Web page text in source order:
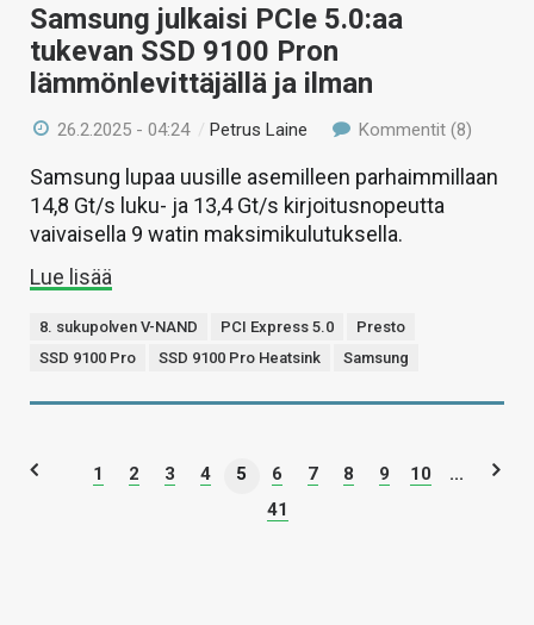
Samsung julkaisi PCIe 5.0:aa
tukevan SSD 9100 Pron
lämmönlevittäjällä ja ilman
26.2.2025 - 04:24 /Petrus Laine Kommentit (8)
Samsung lupaa uusille asemilleen parhaimmillaan
14,8 Gt/s luku- ja 13,4 Gt/s kirjoitusnopeutta
vaivaisella 9 watin maksimikulutuksella.
Lue lisää
8. sukupolven V-NAND PCI Express 5.0
Presto
SSD 9100 Pro
SSD 9100 Pro Heatsink Samsung
1 2 3 4 5 6 7 8 9 10
...
41